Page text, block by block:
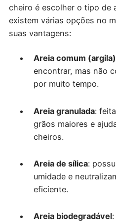
cheiro é escolher o tipo de
existem várias opções no
suas vantagens:
Areia comum (argila)
encontrar, mas não
por muito tempo.
Areia granulada:
grãos maiores e
cheiros.
Areia de sílica:
umidade e
eficiente.
Areia biodegradável: